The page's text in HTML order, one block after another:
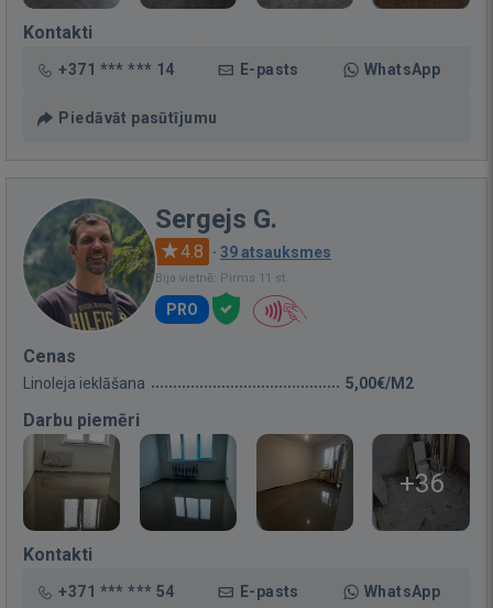
Kontakti
+371 *** *** 14 E-pasts WhatsApp
Piedāvāt pasūtījumu
Sergejs G.
4.8 · 39 atsauksmes
Bija vietnē: Pirms 11 st.
PRO
Cenas
Linoleja ieklāšana 5,00€/M2
Darbu piemēri
+36
Kontakti
+371 *** *** 54 E-pasts WhatsApp